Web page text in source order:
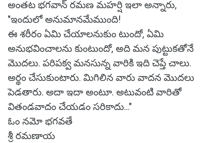
అంతట భగవాన్ రమణ మహర్షి ఇలా అన్నారు,
"ఇందులో అనుమానమేముంది!
ఈ శరీరం ఏమి చేయాలనుకుం టుందో, ఏమి
అనుభవించాలను కుంటుందో, అది మన పుట్టుకతోనే
మొదలు. పరిపక్వ మనసున్న వారికి ఇది చెప్తే చాలు.
అర్థం చేసుకుంటారు. మిగిలిన వారు వాదన మొదలు
పెడతారు. అదా ఇదా అంటూ. అటువంటి వారితో
వితండవాదం చేయడం సరికాదు..."
ఓం నమో భగవతే
శ్రీ రమణాయ